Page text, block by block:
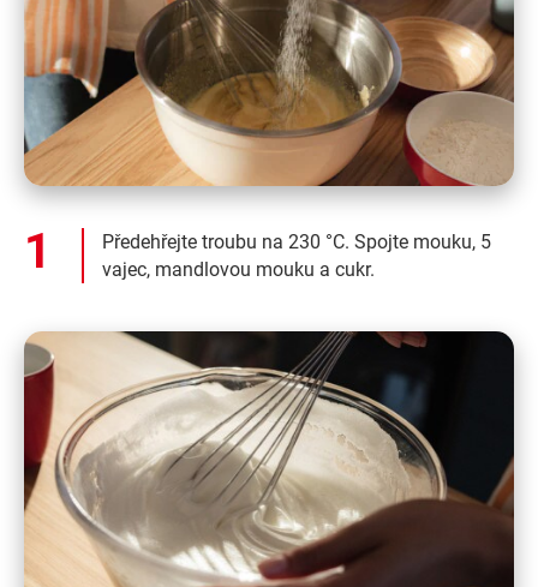
Předehřejte troubu na 230 °C. Spojte mouku, 5
vajec, mandlovou mouku a cukr.